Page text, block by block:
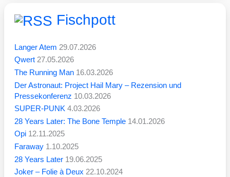
Fischpott
Langer Atem 29.07.2026
Qwert 27.05.2026
The Running Man 16.03.2026
Der Astronaut: Project Hail Mary – Rezension und
Pressekonferenz 10.03.2026
SUPER-PUNK 4.03.2026
28 Years Later: The Bone Temple 14.01.2026
Opi 12.11.2025
Faraway 1.10.2025
28 Years Later 19.06.2025
Joker – Folie à Deux 22.10.2024